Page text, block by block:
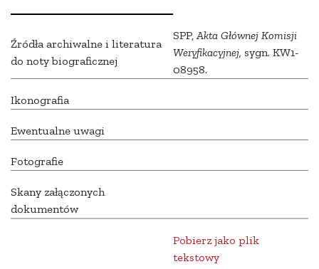
Źródła archiwalne i literatura
do noty biograficznej
SPP,Akta Głównej Komisji
Weryfikacyjnej, sygn. KW1-
08958.
Ikonografia
Ewentualne uwagi
Fotografie
Skany załączonych
dokumentów
Pobierz jako plik
tekstowy